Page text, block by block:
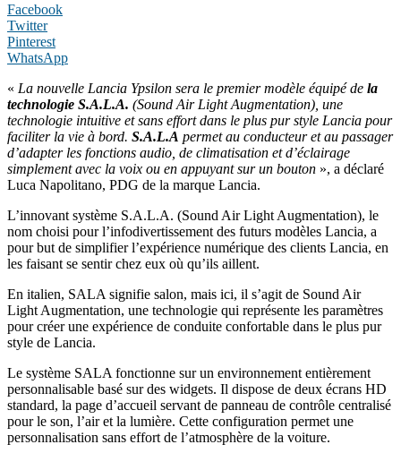
Facebook
Twitter
Pinterest
WhatsApp
« La nouvelle Lancia Ypsilon sera le premier modèle équipé de la
technologie S.A.L.A. (Sound Air Light Augmentation), une
technologie intuitive et sans effort dans le plus pur style Lancia pour
faciliter la vie à bord. S.A.L.A permet au conducteur et au passager
d’adapter les fonctions audio, de climatisation et d’éclairage
simplement avec la voix ou en appuyant sur un bouton », a déclaré
Luca Napolitano, PDG de la marque Lancia.
L’innovant système S.A.L.A. (Sound Air Light Augmentation), le
nom choisi pour l’infodivertissement des futurs modèles Lancia, a
pour but de simplifier l’expérience numérique des clients Lancia, en
les faisant se sentir chez eux où qu’ils aillent.
En italien, SALA signifie salon, mais ici, il s’agit de Sound Air
Light Augmentation, une technologie qui représente les paramètres
pour créer une expérience de conduite confortable dans le plus pur
style de Lancia.
Le système SALA fonctionne sur un environnement entièrement
personnalisable basé sur des widgets. Il dispose de deux écrans HD
standard, la page d’accueil servant de panneau de contrôle centralisé
pour le son, l’air et la lumière. Cette configuration permet une
personnalisation sans effort de l’atmosphère de la voiture.